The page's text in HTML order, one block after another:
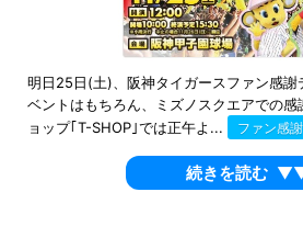
明日25日(土)、阪神タイガースファン感謝
ベントはもちろん、ミズノスクエアでの
ョップ｢T-SHOP｣では正午よ...
ファン感
続きを読む